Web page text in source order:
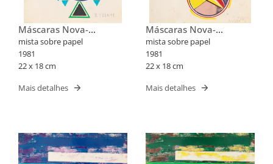
Máscaras Nova-
Iorquinas II
mista sobre papel
1981
22 x 18 cm
Mais detalhes
Máscaras Nova-
Iorquinas II
mista sobre papel
1981
22 x 18 cm
Mais detalhes